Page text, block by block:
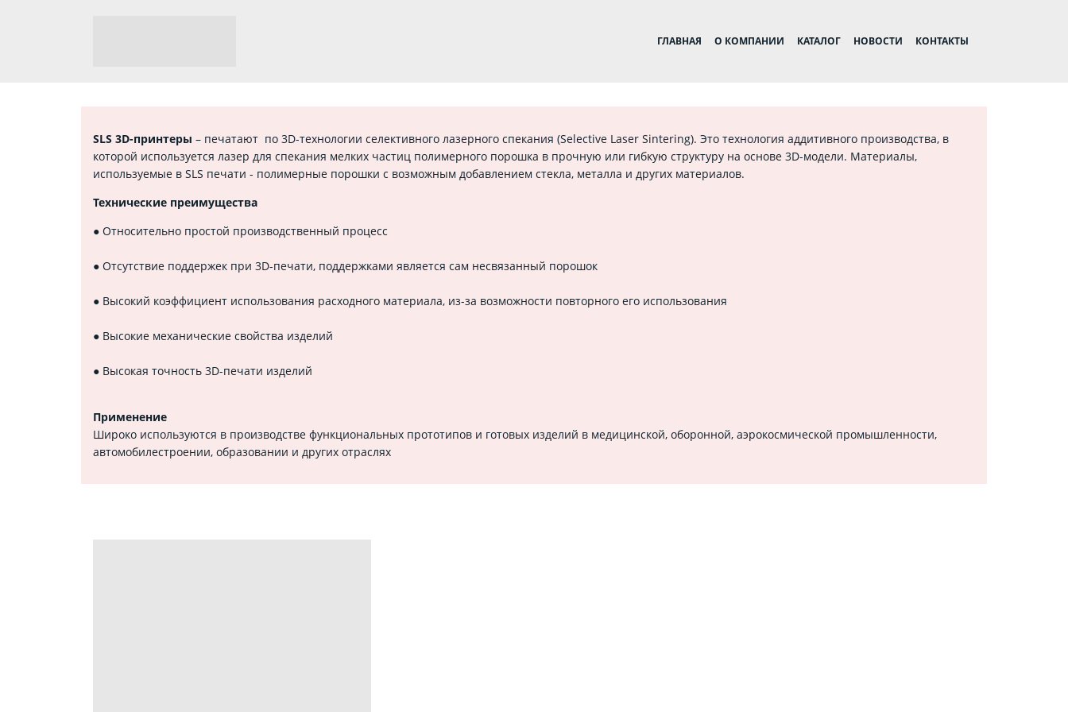
ГЛАВНАЯ О КОМПАНИИ КАТАЛОГ НОВОСТИ КОНТАКТЫ
SLS 3D-принтеры – печатают по 3D-технологии селективного лазерного спекания (Selective Laser Sintering). Это технология аддитивного производства, в
которой используется лазер для спекания мелких частиц полимерного порошка в прочную или гибкую структуру на основе 3D-модели. Материалы,
используемые в SLS печати - полимерные порошки с возможным добавлением стекла, металла и других материалов.
Технические преимущества
● Относительно простой производственный процесс
● Отсутствие поддержек при 3D-печати, поддержками является сам несвязанный порошок
● Высокий коэффициент использования расходного материала, из-за возможности повторного его использования
● Высокие механические свойства изделий
● Высокая точность 3D-печати изделий
Применение
Широко используются в производстве функциональных прототипов и готовых изделий в медицинской, оборонной, аэрокосмической промышленности,
автомобилестроении, образовании и других отраслях